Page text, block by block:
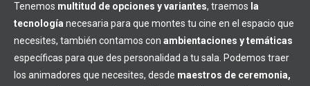
Tenemos multitud de opciones y variantes, traemos la
tecnología necesaria para que montes tu cine en el espacio que
necesites, también contamos con ambientaciones y temáticas
específicas para que des personalidad a tu sala. Podemos traer
los animadores que necesites, desde maestros de ceremonia,